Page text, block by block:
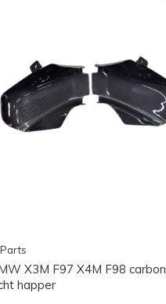
X3M F97 X4M F98 carbon
happer